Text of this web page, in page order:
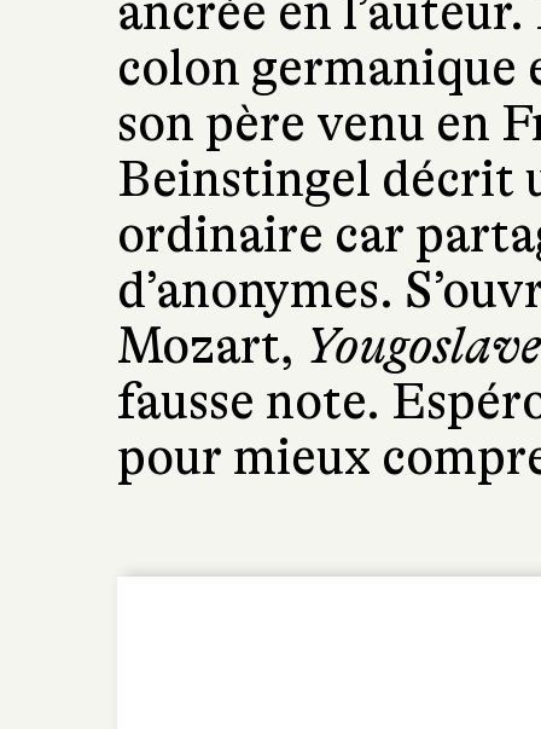
ancrée en
colon germanique
son père venu en
Beinstingel décrit
ordinaire car
d’anonymes.
Mozart, Yougoslave
fausse note.
pour mieux